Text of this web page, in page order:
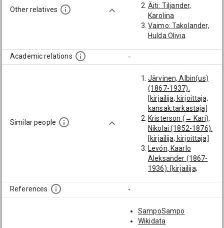
Other relatives
Äiti: Tiljander,
Karolina
Vaimo: Takolander,
Hulda Olivia
Academic relations -
Similar people
Järvinen, Albin(us)
(1867-1937):
[kirjailija; kirjoittaja;
kansak.tarkastaja]
Kristerson (→ Kari),
Nikolai (1852-1876):
[kirjailija; kirjoittaja]
Levón, Kaarlo
Aleksander (1867-
1936): [kirjailija;
Johannes (1880-
1927): [kirjailija;
kirjoittaja]
References -
SampoSampo
Wikidata